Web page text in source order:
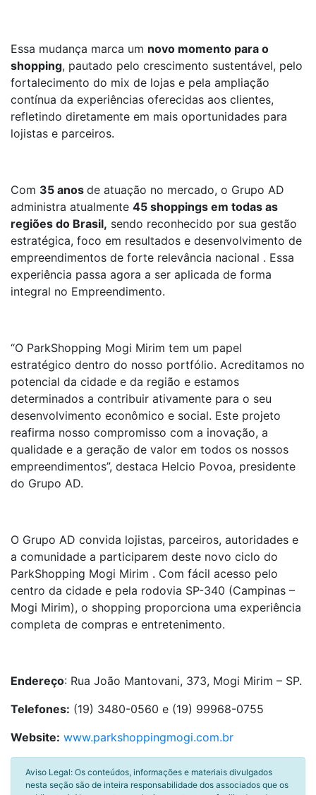
Essa mudança marca um novo momento para o
shopping, pautado pelo crescimento sustentável, pelo
fortalecimento do mix de lojas e pela ampliação
contínua da experiências oferecidas aos clientes,
refletindo diretamente em mais oportunidades para
lojistas e parceiros.
Com 35 anos de atuação no mercado, o Grupo AD
administra atualmente 45 shoppings em todas as
regiões do Brasil, sendo reconhecido por sua gestão
estratégica, foco em resultados e desenvolvimento de
empreendimentos de forte relevância nacional . Essa
experiência passa agora a ser aplicada de forma
integral no Empreendimento.
“O ParkShopping Mogi Mirim tem um papel
estratégico dentro do nosso portfólio. Acreditamos no
potencial da cidade e da região e estamos
determinados a contribuir ativamente para o seu
desenvolvimento econômico e social. Este projeto
reafirma nosso compromisso com a inovação, a
qualidade e a geração de valor em todos os nossos
empreendimentos”, destaca Helcio Povoa, presidente
do Grupo AD.
O Grupo AD convida lojistas, parceiros, autoridades e
a comunidade a participarem deste novo ciclo do
ParkShopping Mogi Mirim . Com fácil acesso pelo
centro da cidade e pela rodovia SP-340 (Campinas –
Mogi Mirim), o shopping proporciona uma experiência
completa de compras e entretenimento.
Endereço: Rua João Mantovani, 373, Mogi Mirim – SP.
Telefones: (19) 3480-0560 e (19) 99968-0755
Website: www.parkshoppingmogi.com.br
Aviso Legal: Os conteúdos, informações e materiais divulgados
nesta seção são de inteira responsabilidade dos associados que os